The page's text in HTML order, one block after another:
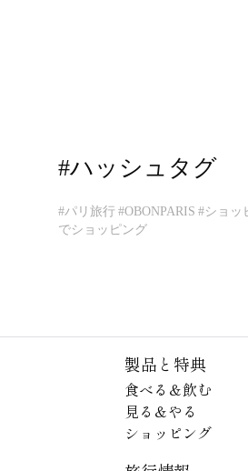
#ハッシュタグ
#パリ旅行 #OBONPARIS #ショッ
でショッピング
製品と特典
食べる＆飲む
見る＆やる
ショッピング